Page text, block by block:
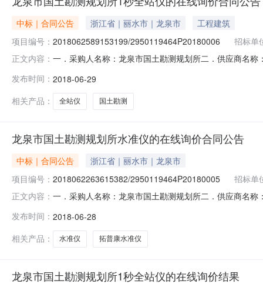
中标｜合同公告 浙江省｜丽水市｜龙泉市
工程建筑
项目编号： 2018062589153199/2950119464P20180006
招标单
正文内容： 一．采购人名称：龙泉市国土勘测规划所二．供应商名
\服务要求或标的基本概况：详见附件中合同文件六．其
发布时间： 2018-06-29
相关产品：
全站仪 国土勘测
龙泉市国土勘测规划所水准仪的在线询价合同公告
中标｜合同公告
浙江省｜丽水市｜龙泉市
项目编号： 2018062263615382/2950119464P20180005
招标单
正文内容： 一．采购人名称：龙泉市国土勘测规划所二．供应商名
求或标的基本概况：详见附件中合同文件六．其它事项
电话
发布时间： 2018-06-28
相关产品：
水准仪 拓普康水准仪
龙泉市国土勘测规划所1秒全站仪的在线询价结果